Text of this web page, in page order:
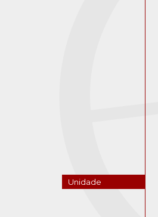
Unidade